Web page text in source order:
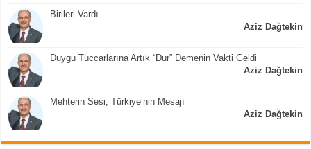
Birileri Vardı…
Aziz Dağtekin
Duygu Tüccarlarına Artık “Dur” Demenin Vakti Geldi
Aziz Dağtekin
Mehterin Sesi, Türkiye’nin Mesajı
Aziz Dağtekin